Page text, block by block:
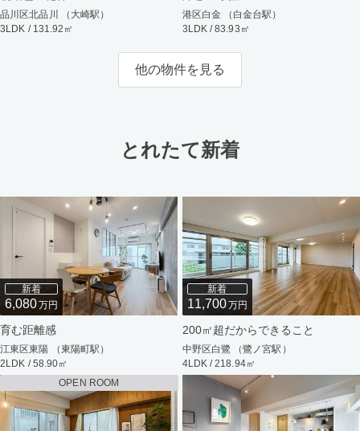
品川区北品川 （大崎駅）
3LDK / 131.92㎡
港区白金 （白金台駅）
3LDK / 83.93㎡
他の物件を見る
とれたて新着
新着
6,080万円
育む距離感
江東区東陽 （東陽町駅）
2LDK / 58.90㎡
新着
11,700万円
200㎡超だからできること
中野区白鷺 （鷺ノ宮駅）
4LDK / 218.94㎡
OPEN ROOM